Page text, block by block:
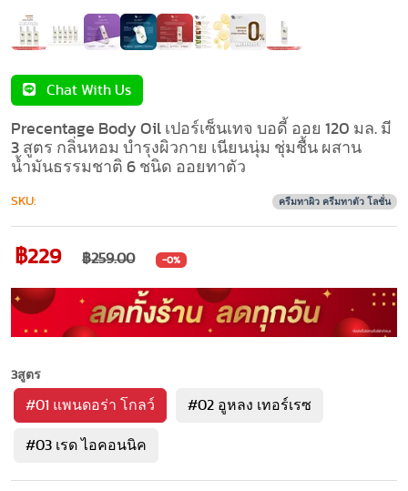
Chat With Us
Precentage Body Oil เปอร์เซ็นเทจ บอดี้ ออย 120 มล. มี
3 สูตร กลิ่นหอม บำรุงผิวกาย เนียนนุ่ม ชุ่มชื้น ผสาน
น้ำมันธรรมชาติ 6 ชนิด ออยทาตัว
SKU: ครีมทาผิว ครีมทาตัว โลชั่น
฿229 ฿259.00 -0%
3สูตร
#01 แพนดอร่า โกลว์ #02 อูหลง เทอร์เรซ
#03 เรด ไอคอนนิค